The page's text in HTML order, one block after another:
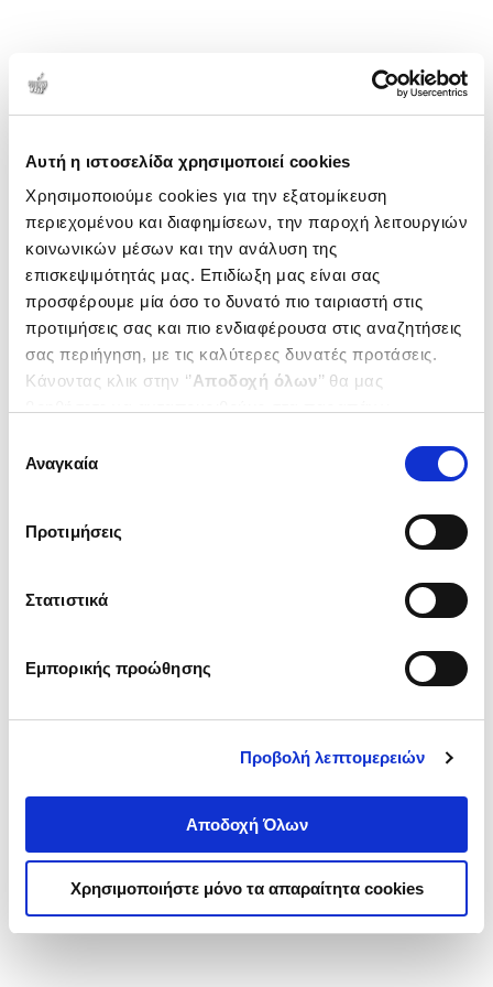
Αυτή η ιστοσελίδα χρησιμοποιεί cookies
Χρησιμοποιούμε cookies για την εξατομίκευση
περιεχομένου και διαφημίσεων, την παροχή λειτουργιών
κοινωνικών μέσων και την ανάλυση της
επισκεψιμότητάς μας. Επιδίωξη μας είναι σας
προσφέρουμε μία όσο το δυνατό πιο ταιριαστή στις
προτιμήσεις σας και πιο ενδιαφέρουσα στις αναζητήσεις
σας περιήγηση, με τις καλύτερες δυνατές προτάσεις.
Κάνοντας κλικ στην ‘’Αποδοχή όλων’’ θα μας
ενδιαφέρουν και να επιλέξετε από τα παρακάτω με την
΄΄και να ενημερωθείτε σχετικά με
συγκατάθεσης
Αναγκαία
Προτιμήσεις
Στατιστικά
Εμπορικής προώθησης
Προβολή λεπτομερειών
Αποδοχή Όλων
Χρησιμοποιήστε μόνο τα απαραίτητα cookies